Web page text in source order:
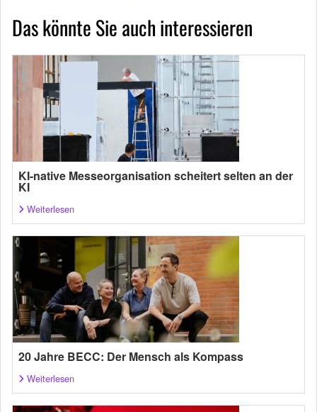
Das könnte Sie auch interessieren
KI-native Messeorganisation scheitert selten an der
KI
Weiterlesen
20 Jahre BECC: Der Mensch als Kompass
Weiterlesen